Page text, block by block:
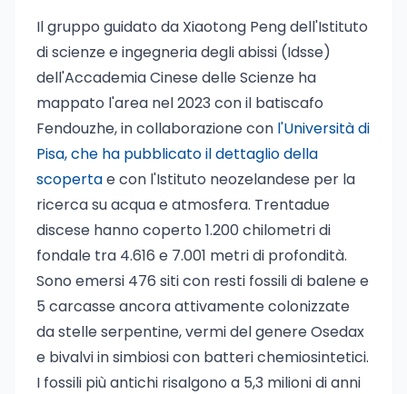
Il gruppo guidato da Xiaotong Peng dell'Istituto
di scienze e ingegneria degli abissi (Idsse)
dell'Accademia Cinese delle Scienze ha
mappato l'area nel 2023 con il batiscafo
Fendouzhe, in collaborazione con l'Università di
Pisa, che ha pubblicato il dettaglio della
scopertae con l'Istituto neozelandese per la
ricerca su acqua e atmosfera. Trentadue
discese hanno coperto 1.200 chilometri di
fondale tra 4.616 e 7.001 metri di profondità.
Sono emersi 476 siti con resti fossili di balene e
5 carcasse ancora attivamente colonizzate
da stelle serpentine, vermi del genere Osedax
e bivalvi in simbiosi con batteri chemiosintetici.
I fossili più antichi risalgono a 5,3 milioni di anni